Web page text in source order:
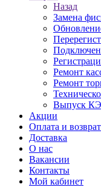
Назад
Замена
Ремонт
Ремонт
Выпуск
Акции
Оплата и возврат
Доставка
О нас
Вакансии
Контакты
Мой кабинет